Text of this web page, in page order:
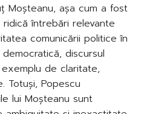
Moșteanu, așa cum a fost
ridică întrebări relevante
comunicării politice în
discursul
de claritate,
Totuși, Popescu
lui Moșteanu sunt